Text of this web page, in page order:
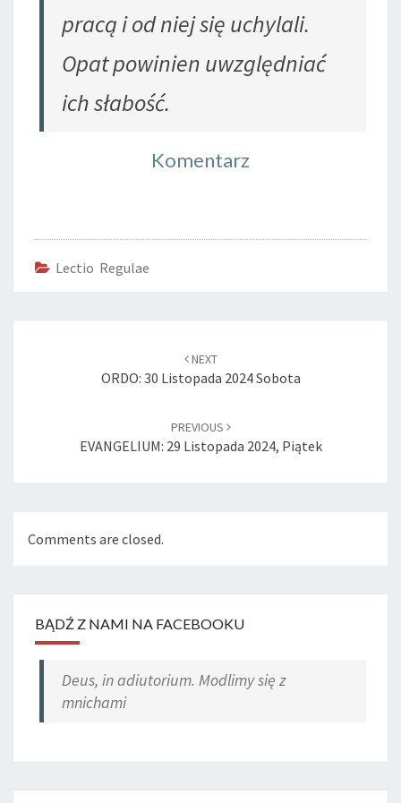
pracą i od niej się uchylali.
Opat powinien uwzględniać
ich słabość.
Komentarz
Lectio Regulae
NEXT
ORDO: 30 Listopada 2024 Sobota
PREVIOUS
EVANGELIUM: 29 Listopada 2024, Piątek
Comments are closed.
BĄDŹ Z NAMI NA FACEBOOKU
Deus, in adiutorium. Modlimy się z
mnichami